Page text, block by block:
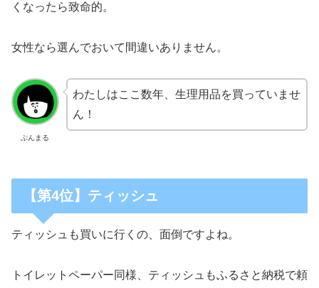
くなったら致命的。
女性なら選んでおいて間違いありません。
ぷんまる
わたしはここ数年、生理用品を買っていませ
ん！
【第4位】ティッシュ
ティッシュも買いに行くの、面倒ですよね。
トイレットペーパー同様、ティッシュもふるさと納税で頼